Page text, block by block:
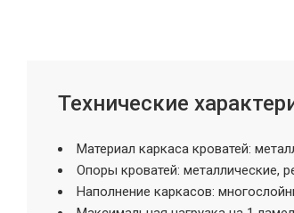
Технические
Материал каркаса кроватей:
Опоры кроватей: металлические,
Наполнение каркасов: